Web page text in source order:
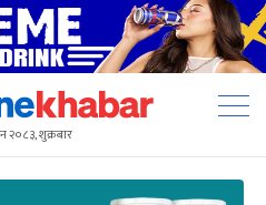
२०८३, शुक्रबार